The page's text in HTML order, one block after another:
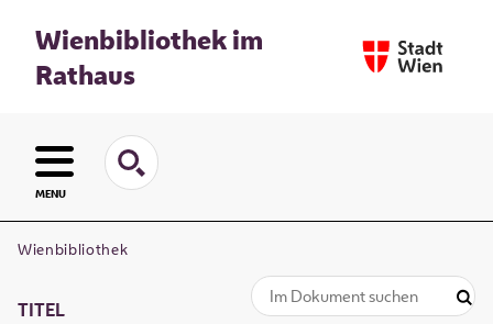
Wienbibliothek im
Rathaus
MENU
Wienbibliothek
TITEL